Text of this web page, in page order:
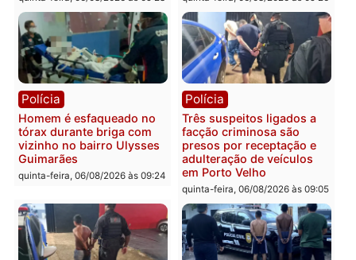
Polícia
Policiais militares
recuperam moto furtada e
prendem trio na zona
Leste
quinta-feira, 06/08/2026 às 09:28
Polícia
Jovem é encontrado
na Rua dos Cravos e
é investigado pela
em RO
quinta-feira, 06/08/2026 às